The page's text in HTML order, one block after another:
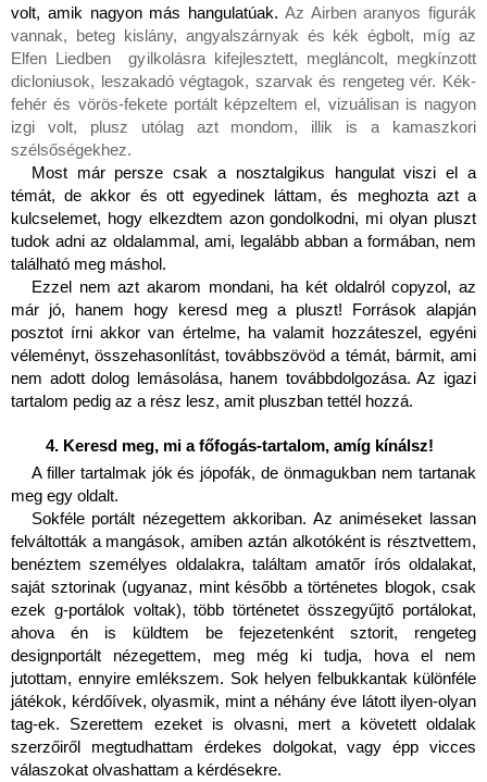
volt, amik nagyon más hangulatúak. Az Airben aranyos figurák
vannak, beteg kislány, angyalszárnyak és kék égbolt, míg az
Elfen Liedben  gyilkolásra kifejlesztett, megláncolt, megkínzott
dicloniusok, leszakadó végtagok, szarvak és rengeteg vér. Kék-
fehér és vörös-fekete portált képzeltem el, vizuálisan is nagyon
izgi volt, plusz utólag azt mondom, illik is a kamaszkori
szélsőségekhez.
Most már persze csak a nosztalgikus hangulat viszi el a
témát, de akkor és ott egyedinek láttam, és meghozta azt a
kulcselemet, hogy elkezdtem azon gondolkodni, mi olyan pluszt
tudok adni az oldalammal, ami, legalább abban a formában, nem
található meg máshol.
Ezzel nem azt akarom mondani, ha két oldalról copyzol, az
már jó, hanem hogy keresd meg a pluszt! Források alapján
posztot írni akkor van értelme, ha valamit hozzáteszel, egyéni
véleményt, összehasonlítást, továbbszövöd a témát, bármit, ami
nem adott dolog lemásolása, hanem továbbdolgozása. Az igazi
tartalom pedig az a rész lesz, amit pluszban tettél hozzá.
Keresd meg, mi a főfogás-tartalom, amíg kínálsz!
A filler tartalmak jók és jópofák, de önmagukban nem tartanak
meg egy oldalt.
Sokféle portált nézegettem akkoriban. Az animéseket lassan
felváltották a mangások, amiben aztán alkotóként is résztvettem,
benéztem személyes oldalakra, találtam amatőr írós oldalakat,
saját sztorinak (ugyanaz, mint később a történetes blogok, csak
ezek g-portálok voltak), több történetet összegyűjtő portálokat,
ahova én is küldtem be fejezetenként sztorit, rengeteg
designportált nézegettem, meg még ki tudja, hova el nem
jutottam, ennyire emlékszem. Sok helyen felbukkantak különféle
játékok, kérdőívek, olyasmik, mint a néhány éve látott ilyen-olyan
tag-ek. Szerettem ezeket is olvasni, mert a követett oldalak
szerzőiről megtudhattam érdekes dolgokat, vagy épp vicces
válaszokat olvashattam a kérdésekre.